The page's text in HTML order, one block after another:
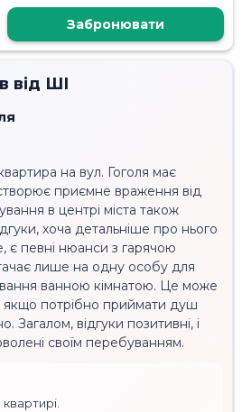
Забронювати
від ШІ
на вул. Гоголя має
приємне враження від
в центрі міста також
хоча детальніше про нього
є певні нюанси з гарячою
лише на одну особу для
ванною кімнатою. Це може
якщо потрібно приймати душ
відгуки позитивні, і
своїм перебуванням.